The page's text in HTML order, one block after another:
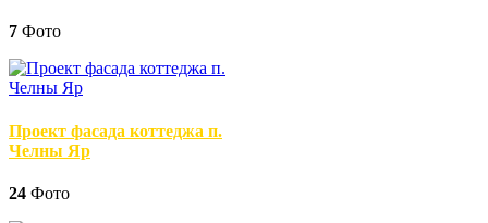
7 Фото
Проект фасада коттеджа п.
Челны Яр
24 Фото